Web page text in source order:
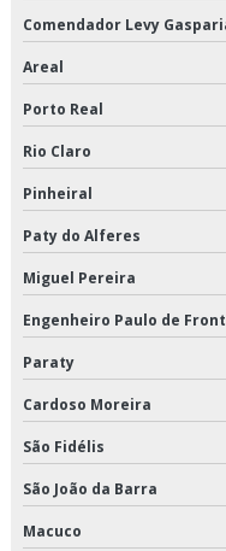
Distribuição de alimentos
Distribuição de alimentos
Distribuição de
Distribuição de alimentos
Distribuição de alimentos
Distribuição de
Distribuição de
Distribuição de
Distribuição de cargas
Distribuição de
Comendador Levy
Areal
Porto Real
Rio Claro
Pinheiral
Paty do Alferes
Miguel Pereira
Engenheiro Paulo de
Paraty
Cardoso Moreira
São Fidélis
São João da Barra
Macuco